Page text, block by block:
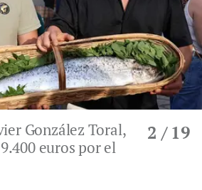
2 / 19
González Toral,
euros por el